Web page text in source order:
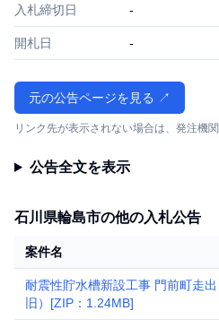
入札締切日 -
開札日 -
元の公告ページを見る ↗
リンク先が表示されない場合は、発注機
公告全文を表示
石川県輪島市の他の入札公告
案件名
耐震性貯水槽新設工事 門前町走
旧）[ZIP：1.24MB]